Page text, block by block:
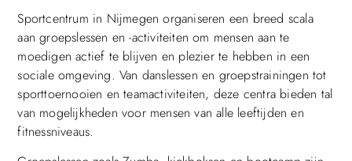
Sportcentrum in Nijmegen organiseren een breed scala
aan groepslessen en -activiteiten om mensen aan te
moedigen actief te blijven en plezier te hebben in een
sociale omgeving. Van danslessen en groepstrainingen tot
sporttoernooien en teamactiviteiten, deze centra bieden tal
van mogelijkheden voor mensen van alle leeftijden en
fitnessniveaus.